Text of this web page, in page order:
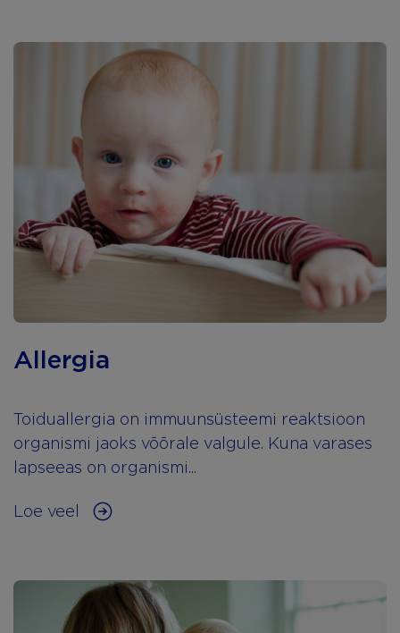
Allergia
Toiduallergia on immuunsüsteemi reaktsioon
organismi jaoks võõrale valgule. Kuna varases
lapseeas on organismi...
Loe veel